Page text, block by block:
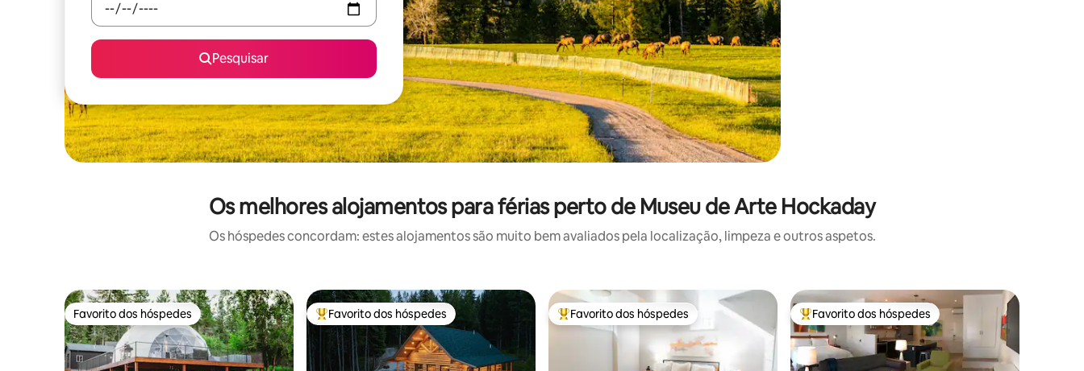
Pesquisar
Os melhores alojamentos para férias perto de Museu de Arte Hockaday
Os hóspedes concordam: estes alojamentos são muito bem avaliados pela localização, limpeza e outros aspetos.
Favorito dos hóspedes
Favorito dos hóspedes Favoritos dos hóspedes mais apreciados
Favorito dos hóspedes Favoritos dos hóspedes mais apreciados
Favorito dos hóspedes Favoritos dos hóspedes mais apreciados
Favorito dos hóspedes